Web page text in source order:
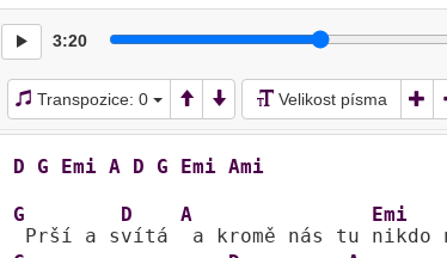
3:20
Transpozice: 0 Velikost písma
D G Emi A D G Emi Ami
G
Prší a s
D
vítá
A
a kromě nás tu
Emi